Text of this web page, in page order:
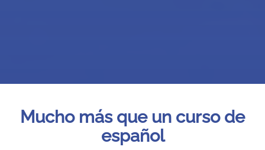
Mucho más que un curso de
español